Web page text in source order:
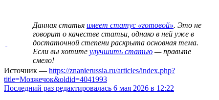
Данная статья имеет статус «готовой». Это не
говорит о качестве статьи , однако в ней уже в
достаточной степени раскрыта основная тема.
Если вы хотите улучшить статью — правьте
смело!
Источник — https://znanierussia.ru/articles/index.php?
title=Мозжечок&oldid=4041993
Последний раз редактировалась 6 мая 2026 в 12:22